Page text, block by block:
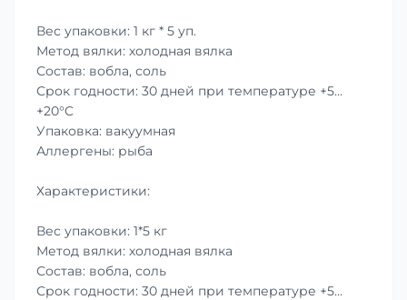
Вес упаковки: 1 кг * 5 уп.
Метод вялки: холодная вялка
Состав: вобла, соль
Срок годности: 30 дней при температуре +5…
+20°C
Упаковка: вакуумная
Аллергены: рыба
Характеристики:
Вес упаковки: 1*5 кг
Метод вялки: холодная вялка
Состав: вобла, соль
Срок годности: 30 дней при температуре +5…